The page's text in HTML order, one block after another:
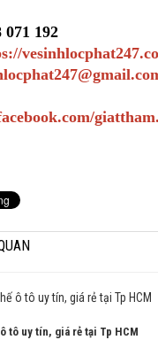
192
tô uy tín, giá rẻ tại Tp HCM